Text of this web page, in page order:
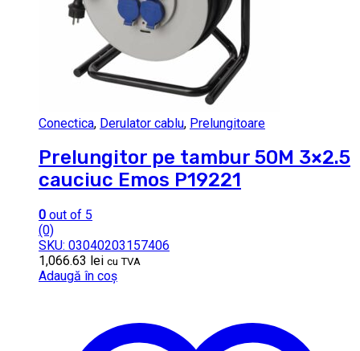
Conectica, Derulator cablu, Prelungitoare
Prelungitor pe tambur 50M 3×2.5
cauciuc Emos P19221
0 out of 5
(0)
SKU: 03040203157406
1,066.63 lei cu TVA
Adaugă în coș